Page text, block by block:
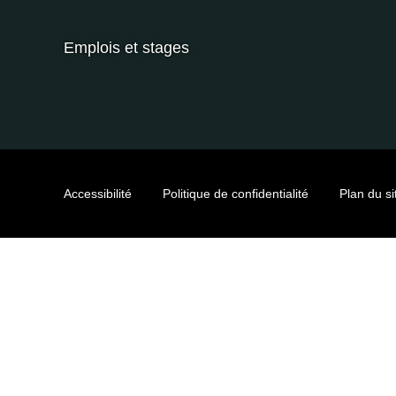
Emplois et stages
Accessibilité Politique de confidentialité Plan du